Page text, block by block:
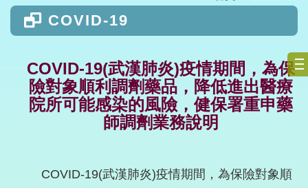
COVID-19
COVID-19(武漢肺炎)疫情期間，為保
險對象順利調劑藥品，降低進出醫療
院所可能感染的風險，健保署重申藥
師調劑業務說明
COVID-19(武漢肺炎)疫情期間，為保險對象順